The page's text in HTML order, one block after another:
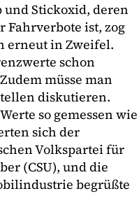
Stickoxid, deren
ist, zog
erneut in Zweifel.
schon
müsse man
diskutieren.
so gemessen wie
sich der
Volkspartei für
(CSU), und die
begrüßte